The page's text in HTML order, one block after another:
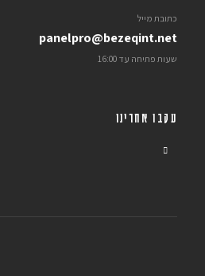
כתובת מייל
panelpro@bezeqint.net
שעות פתיחה עד 16:00
עקבו אחרינו